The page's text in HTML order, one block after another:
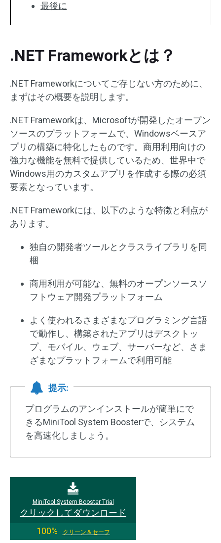
最後に
.NET Frameworkとは？
.NET Frameworkについてご存じない方のために、
まずはその概要を説明します。
.NET Frameworkは、Microsoftが開発したオープン
ソースのプラットフォームで、Windowsベースア
プリの構築に特化したものです。商用利用向けの
強力な機能を無料で提供しているため、世界中で
Windows用のカスタムアプリを作成する際の必須
要素となっています。
.NET Frameworkには、以下のような特徴と利点が
あります。
独自の開発者ツールとクラスライブラリを同
梱
商用利用が可能な、無料のオープンソースソ
フトウェア開発プラットフォーム
よく使われるさまざまなプログラミング言語
で動作し、構築されたアプリはデスクトッ
プ、モバイル、ウェブ、サーバーなど、さま
ざまなプラットフォームで利用可能
提示:
プログラムのアンインストールが簡単にで
きるMiniTool System Boosterで、システム
を高速化しましょう。
MiniTool System Booster Trial
クリックしてダウンロード
100%
クリーン＆セーフ